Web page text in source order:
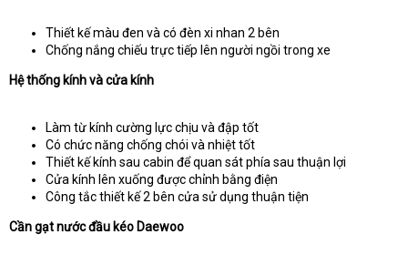
Thiết kế màu đen và có đèn xi nhan 2 bên
Chống nắng chiếu trực tiếp lên người ngồi trong xe
Hệ thống kính và cửa kính
Làm từ kính cường lực chịu và đập tốt
Có chức năng chống chói và nhiệt tốt
Thiết kế kính sau cabin để quan sát phía sau thuận lợi
Cửa kính lên xuống được chỉnh bằng điện
Công tắc thiết kế 2 bên cửa sử dụng thuận tiện
Cần gạt nước đầu kéo Daewoo